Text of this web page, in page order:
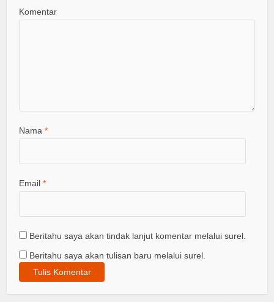
Komentar
Nama*
Email*
Beritahu saya akan tindak lanjut komentar melalui surel.
Beritahu saya akan tulisan baru melalui surel.